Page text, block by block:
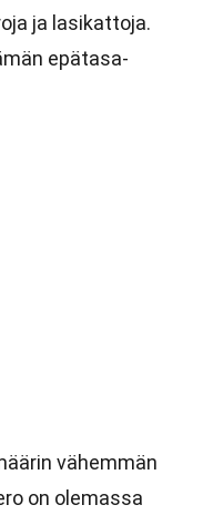
ja lasikattoja.
epätasa-
vähemmän
on olemassa